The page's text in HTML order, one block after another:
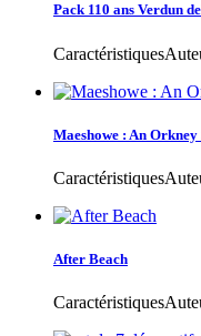
Pack 110 ans Verdun
Maeshowe : An Orkney
After Beach